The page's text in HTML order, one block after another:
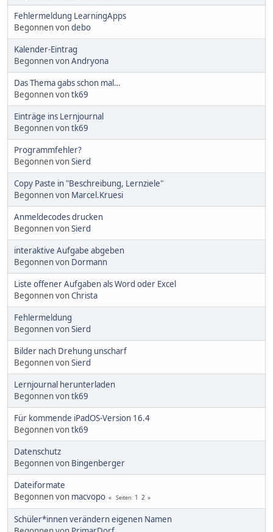
Fehlermeldung LearningApps
Begonnen vondebo
Kalender-Eintrag
Begonnen vonAndryona
Das Thema gabs schon mal…
Begonnen vontk69
Einträge ins Lernjournal
Begonnen vontk69
Programmfehler?
Begonnen vonSierd
Copy Paste in "Beschreibung, Lernziele"
Begonnen von Marcel.Kruesi
Anmeldecodes drucken
Begonnen vonSierd
interaktive Aufgabe abgeben
Begonnen von Dormann
Liste offener Aufgaben als Word oder Excel
Begonnen vonChrista
Fehlermeldung
Begonnen vonSierd
Bilder nach Drehung unscharf
Begonnen vonSierd
Lernjournal herunterladen
Begonnen vontk69
Für kommende iPadOS-Version 16.4
Begonnen vontk69
Datenschutz
Begonnen von Bingenberger
Dateiformate
Begonnen von macvopo Seiten 1 2
Schüler*innen verändern eigenen Namen